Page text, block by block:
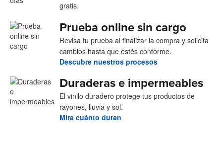
gratis.
Prueba online sin cargo
Revisa tu prueba al finalizar la compra y solicita
cambios hasta que estés conforme.
Descubre nuestros procesos
Duraderas e impermeables
El vinilo duradero protege tus productos de
rayones, lluvia y sol.
Mira cuánto duran